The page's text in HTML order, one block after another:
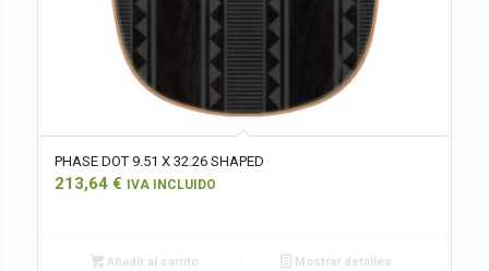
PHASE DOT 9.51 X 32.26 SHAPED
213,64 € IVA INCLUIDO
Añadir al carrito Mostrar detalles